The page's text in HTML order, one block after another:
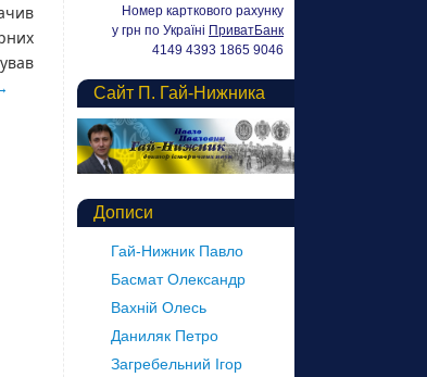
Номер карткового рахунку
у грн по Україні ПриватБанк
4149 4393 1865 9046
Сайт П. Гай-Нижника
Дописи
Гай-Нижник Павло
Басмат Олександр
Вахній Олесь
Даниляк Петро
Загребельний Ігор